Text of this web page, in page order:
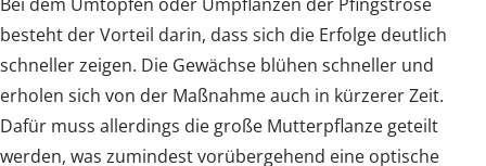
besteht der Vorteil darin, dass sich die Erfolge deutlich
schneller zeigen. Die Gewächse blühen schneller und
erholen sich von der Maßnahme auch in kürzerer Zeit.
Dafür muss allerdings die große Mutterpflanze geteilt
werden, was zumindest vorübergehend eine optische